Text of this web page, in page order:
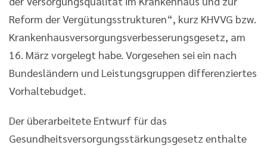
Reform der Vergütungsstrukturen“, kurz KHVVG bzw.
Krankenhausversorgungsverbesserungsgesetz, am
16. März vorgelegt habe. Vorgesehen sei ein nach
Bundesländern und Leistungsgruppen differenziertes
Vorhaltebudget.
Der überarbeitete Entwurf für das
Gesundheitsversorgungsstärkungsgesetz enthalte